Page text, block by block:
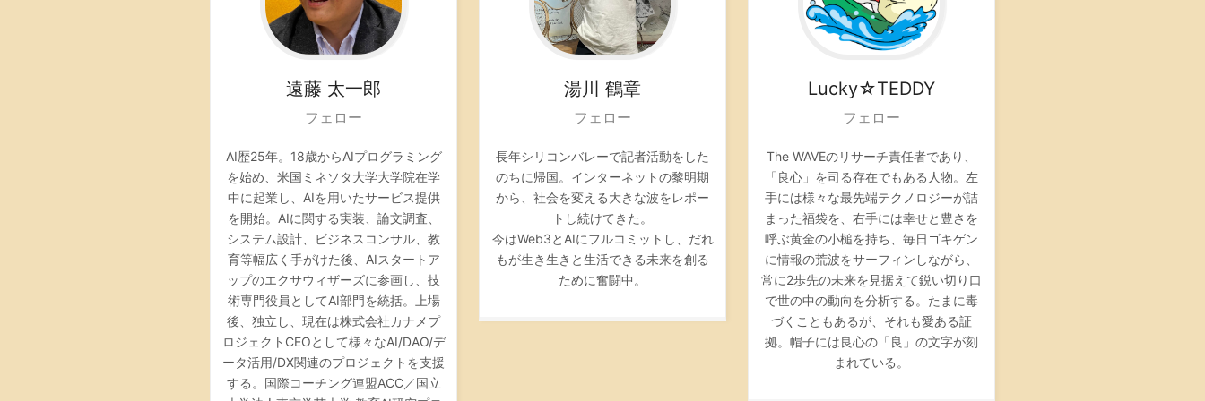
遠藤 太一郎
フェロー
AI歴25年。 18歳からAIプログラミング
を始め、米国ミネソタ大学大学院在学
中に起業し、AIを用いたサービス提供
を開始。AIに関する実装、論文調査、
システム設計、ビジネスコンサル、教
育等幅広く手がけた後、AIスタートア
ップのエクサウィザーズに参画し、技
術専門役員としてAI部門を統括。上場
後、独立し、現在は株式会社カナメプ
ロジェクトCEOとして様々なAI/DAO/デ
ータ活用/DX関連のプロジェクトを支援
する。 国際コーチング連盟ACC／国立
湯川 鶴章
フェロー
長年シリコンバレーで記者活動をした
のちに帰国。インターネットの黎明期
から、社会を変える大きな波をレポー
トし続けてきた。
今はWeb3とAIにフルコミットし、だれ
もが生き生きと生活できる未来を創る
ために奮闘中。
Lucky☆TEDDY
フェロー
The WAVEのリサーチ責任者であり、
「良心」を司る存在でもある人物。左
手には様々な最先端テクノロジーが詰
まった福袋を、右手には幸せと豊さを
呼ぶ黄金の小槌を持ち、毎日ゴキゲン
に情報の荒波をサーフィンしながら、
常に2歩先の未来を見据えて鋭い切り口
で世の中の動向を分析する。たまに毒
づくこともあるが、それも愛ある証
拠。帽子には良心の「良」の文字が刻
まれている。